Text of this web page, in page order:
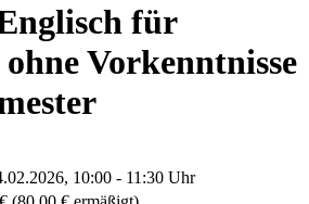
für
Vorkenntnisse
10:00 - 11:30 Uhr